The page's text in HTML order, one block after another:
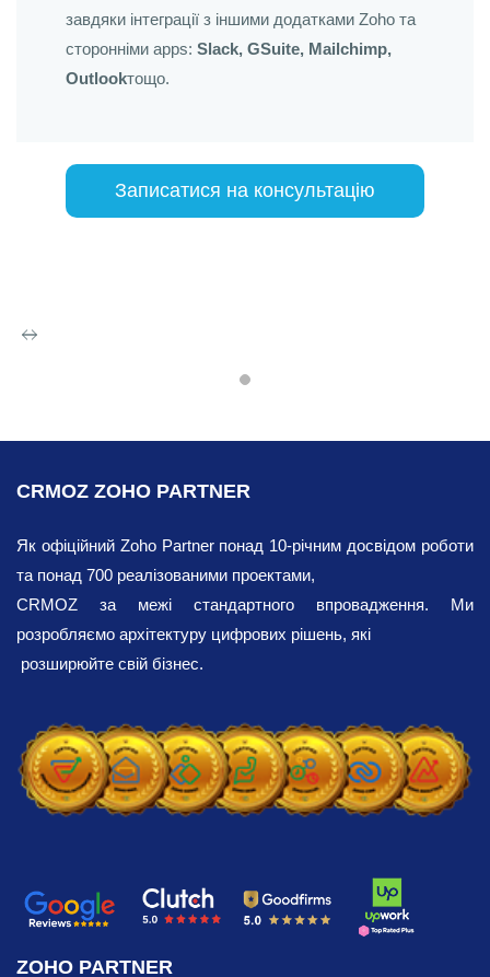
завдяки інтеграції з іншими додатками Zoho та
сторонніми apps: Slack, GSuite, Mailchimp,
Outlookтощо.
Записатися на консультацію
Zoho Recruit
Використання CRM та автоматизація
підвищити ефективність роботи вашого
стратегічно важливий бізнес-інструмент,
який допомагає організаціям скоротити
витрати, підвищити продуктивність та
поліпшити якість підбору персоналу.
місць у вашій компанії на базі Zoho
Recruit .
Автоматизація процесу
кадрових агентств
Zoho Recruit хмарна система управління
кандидатами, розроблена компанією
CRMOZ ZOHO PARTNER
Як офіційний Zoho Partner понад 10-річним досвідом роботи
та понад 700 реалізованими проектами,
CRMOZ за межі стандартного впровадження. Ми
розробляємо архітектуру цифрових рішень, які
розширюйте свій бізнес.
ZOHO PARTNER